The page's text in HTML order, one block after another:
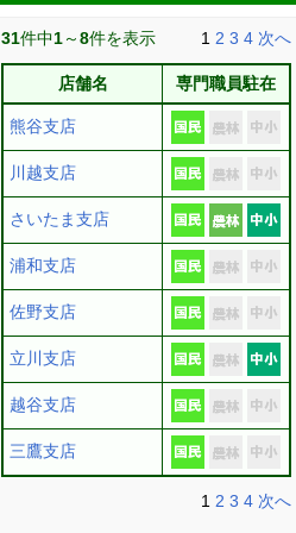
31件中1～8件を表示 1 2 3 4 次へ
店舗名 専門職員駐在
熊谷支店
川越支店
さいたま支店
浦和支店
佐野支店
立川支店
越谷支店
三鷹支店
1 2 3 4 次へ